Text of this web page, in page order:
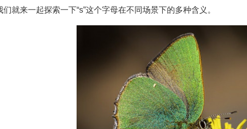
就来一起探索一下“s”这个字母在不同场景下的多种含义。